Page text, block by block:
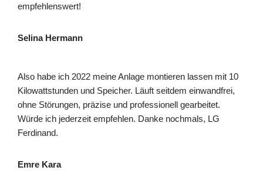
empfehlenswert!
Selina Hermann
Also habe ich 2022 meine Anlage montieren lassen mit 10
Kilowattstunden und Speicher. Läuft seitdem einwandfrei,
ohne Störungen, präzise und professionell gearbeitet.
Würde ich jederzeit empfehlen. Danke nochmals, LG
Ferdinand.
Emre Kara